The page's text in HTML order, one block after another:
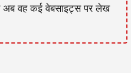
अब वह कई वेबसाइट्स पर लेख